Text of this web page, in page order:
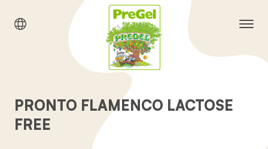
PRONTO FLAMENCO LACTOSE
FREE